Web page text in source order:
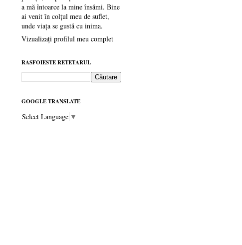
a mă întoarce la mine însămi. Bine
ai venit în colțul meu de suflet,
unde viața se gustă cu inima.
Vizualizați profilul meu complet
RASFOIESTE RETETARUL
GOOGLE TRANSLATE
Select Language ▼